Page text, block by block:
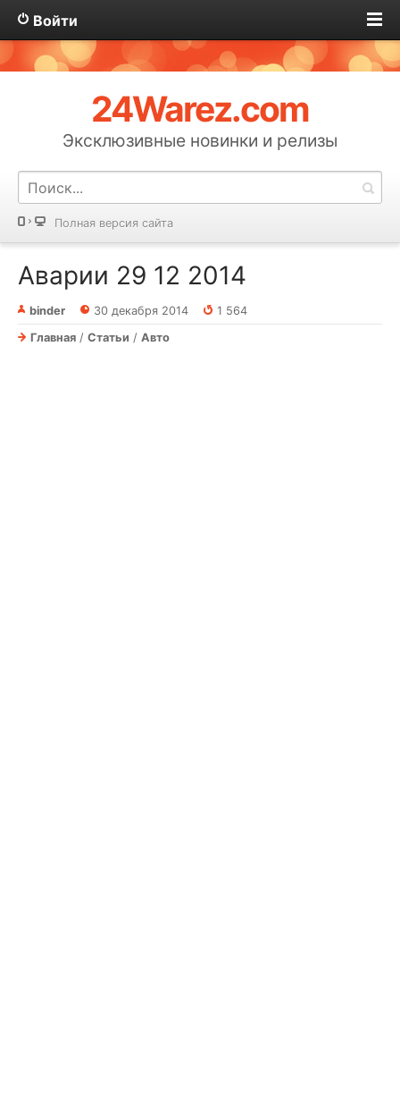
Войти
24Warez.com
Эксклюзивные новинки и релизы
Полная версия сайта
Аварии 29 12 2014
binder 30 декабря 2014
1 564
Главная / Статьи / Авто